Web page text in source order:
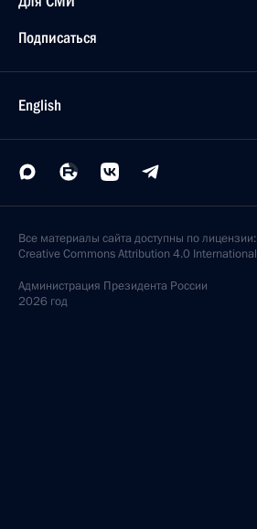
Подписаться
English
Все материалы сайта доступны по лицензии:
Creative Commons Attribution 4.0 International
Администрация Президента России
2026 год